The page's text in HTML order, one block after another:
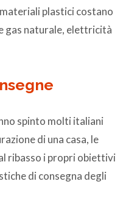
plastici costano
gas naturale, elettricità
spinto molti italiani
di una casa, le
ribasso i propri obiettivi
di consegna degli